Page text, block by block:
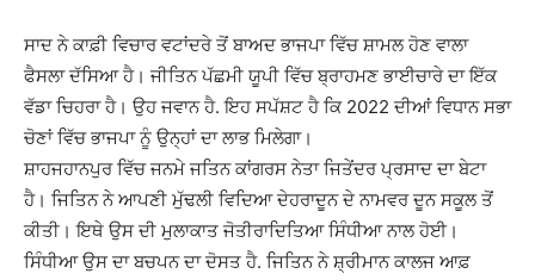
ਸਾਦ ਨੇ ਕਾਫ਼ੀ ਵਿਚਾਰ ਵਟਾਂਦਰੇ ਤੋਂ ਬਾਅਦ ਭਾਜਪਾ ਵਿੱਚ ਸ਼ਾਮਲ ਹੋਣ ਵਾਲਾ
ਫੈਸਲਾ ਦੱਸਿਆ ਹੈ। ਜੀਤਿਨ ਪੱਛਮੀ ਯੂਪੀ ਵਿੱਚ ਬ੍ਰਾਹਮਣ ਭਾਈਚਾਰੇ ਦਾ ਇੱਕ
ਵੱਡਾ ਚਿਹਰਾ ਹੈ। ਉਹ ਜਵਾਨ ਹੈ. ਇਹ ਸਪੱਸ਼ਟ ਹੈ ਕਿ 2022 ਦੀਆਂ ਵਿਧਾਨ ਸਭਾ
ਚੋਣਾਂ ਵਿੱਚ ਭਾਜਪਾ ਨੂੰ ਉਨ੍ਹਾਂ ਦਾ ਲਾਭ ਮਿਲੇਗਾ।
ਸ਼ਾਹਜਹਾਨਪੁਰ ਵਿੱਚ ਜਨਮੇ ਜਤਿਨ ਕਾਂਗਰਸ ਨੇਤਾ ਜਿਤੇਂਦਰ ਪ੍ਰਸਾਦ ਦਾ ਬੇਟਾ
ਹੈ। ਜਿਤਿਨ ਨੇ ਆਪਣੀ ਮੁੱਢਲੀ ਵਿਦਿਆ ਦੇਹਰਾਦੂਨ ਦੇ ਨਾਮਵਰ ਦੂਨ ਸਕੂਲ ਤੋਂ
ਕੀਤੀ। ਇਥੇ ਉਸ ਦੀ ਮੁਲਾਕਾਤ ਜੋਤੀਰਾਦਿਤਿਆ ਸਿੰਧੀਆ ਨਾਲ ਹੋਈ।
ਸਿੰਧੀਆ ਉਸ ਦਾ ਬਚਪਨ ਦਾ ਦੋਸਤ ਹੈ. ਜਿਤਿਨ ਨੇ ਸ਼੍ਰੀਮਾਨ ਕਾਲਜ ਆਫ਼